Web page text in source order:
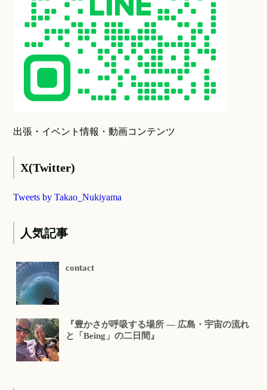
出張・イベント情報・動画コンテンツ
X(Twitter)
Tweets by Takao_Nukiyama
人気記事
contact
『豊かさが呼吸する場所 ― 広島・宇宙の流れ
と「Being」の二日間』